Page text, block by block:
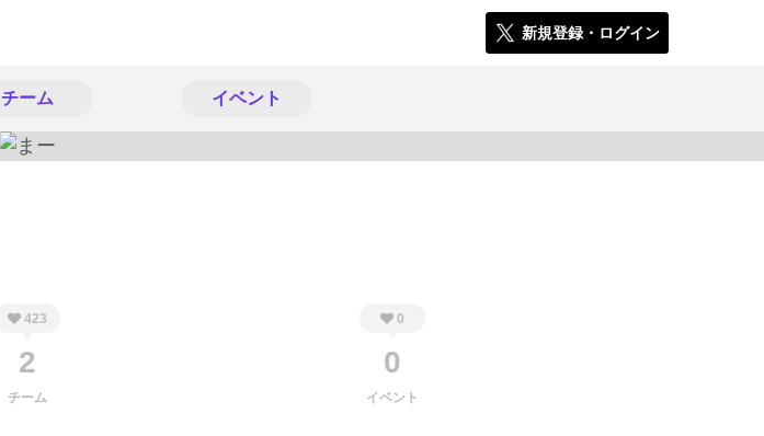
新規登録・ログイン
チーム イベント
423
2
チーム
0
0
イベント